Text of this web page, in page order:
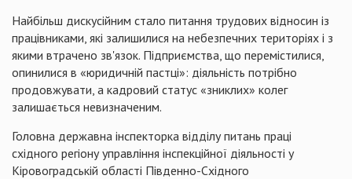
Найбільш дискусійним стало питання трудових відносин із
працівниками, які залишилися на небезпечних територіях і з
якими втрачено зв'язок. Підприємства, що перемістилися,
опинилися в «юридичній пастці»: діяльність потрібно
продовжувати, а кадровий статус «зниклих» колег
залишається невизначеним.
Головна державна інспекторка відділу питань праці
східного регіону управління інспекційної діяльності у
Кіровоградській області Південно-Східного